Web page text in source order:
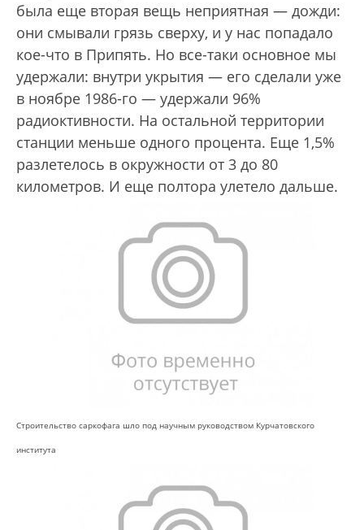
была еще вторая вещь неприятная — дожди:
они смывали грязь сверху, и у нас попадало
кое-что в Припять. Но все-таки основное мы
удержали: внутри укрытия — его сделали уже
в ноябре 1986-го — удержали 96%
радиоктивности. На остальной территории
станции меньше одного процента. Еще 1,5%
разлетелось в окружности от 3 до 80
километров. И еще полтора улетело дальше.
Строительство саркофага шло под научным руководством Курчатовского
института